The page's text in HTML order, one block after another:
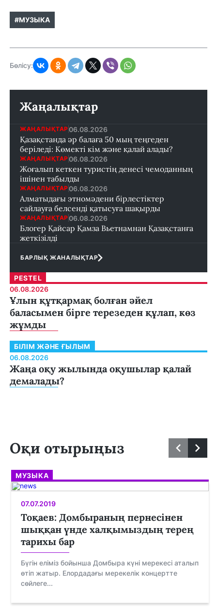
#МУЗЫКА
Бөлісу:
Жаңалықтар
ЖАҢАЛЫҚТАР 06.08.2026
Қазақстанда әр балаға 50 мың теңгеден
беріледі: Көмекті кім және қалай алады?
ЖАҢАЛЫҚТАР 06.08.2026
Жоғалып кеткен туристің денесі чемоданның
ішінен табылды
ЖАҢАЛЫҚТАР 06.08.2026
Алматыдағы этномәдени бірлестіктер
сайлауға белсенді қатысуға шақырды
ЖАҢАЛЫҚТАР 06.08.2026
Блогер Қайсар Қамза Вьетнамнан Қазақстанға
жеткізілді
БАРЛЫҚ ЖАНАЛЫҚТАР
PESTEL
06.08.2026
Ұлын құтқармақ болған әйел
баласымен бірге терезеден құлап, көз
жұмды
БІЛІМ ЖӘНЕ ҒЫЛЫМ
06.08.2026
Жаңа оқу жылында оқушылар қалай
демалады?
Оқи отырыңыз
МУЗЫКА
07.07.2019
Тоқаев: Домбыраның пернесінен
шыққан үнде халқымыздың терең
тарихы бар
Бүгін еліміз бойынша Домбыра күні мерекесі аталып
өтіп жатыр. Елордадағы мерекелік концертте
сөйлеге...